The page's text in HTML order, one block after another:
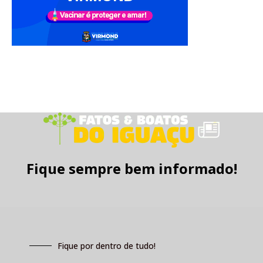
Fique sempre bem informado!
Fique por dentro de tudo!